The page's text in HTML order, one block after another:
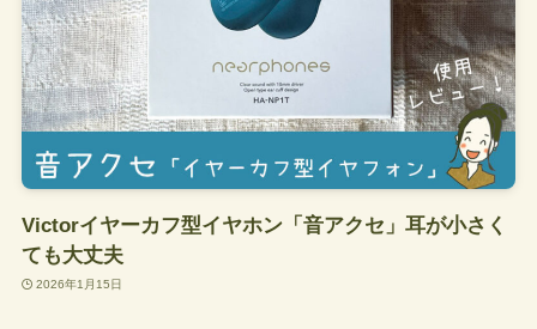
Victorイヤーカフ型イヤホン「音アクセ」耳が小さく
ても大丈夫
2026年1月15日